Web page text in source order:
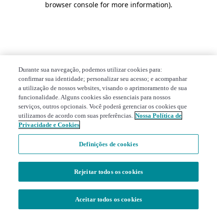
browser console for more information).
Durante sua navegação, podemos utilizar cookies para:
confirmar sua identidade; personalizar seu acesso; e acompanhar
a utilização de nossos websites, visando o aprimoramento de sua
funcionalidade. Alguns cookies são essenciais para nossos
serviços, outros opcionais. Você poderá gerenciar os cookies que
utilizamos de acordo com suas preferências. Nossa Política de
Privacidade e Cookies
Definições de cookies
Rejeitar todos os cookies
Aceitar todos os cookies